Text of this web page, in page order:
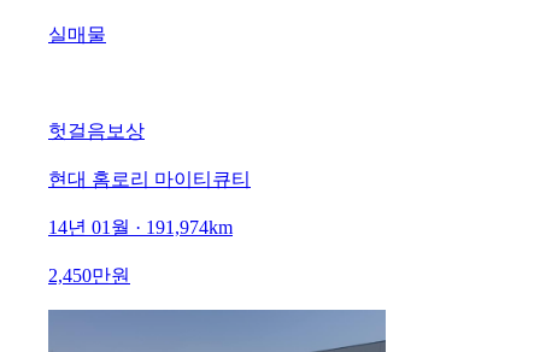
실매물
헛걸음보상
현대 홈로리 마이티큐티
14년 01월 · 191,974km
2,450만원